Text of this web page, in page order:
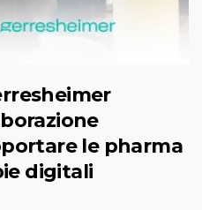
le pharma
digitali